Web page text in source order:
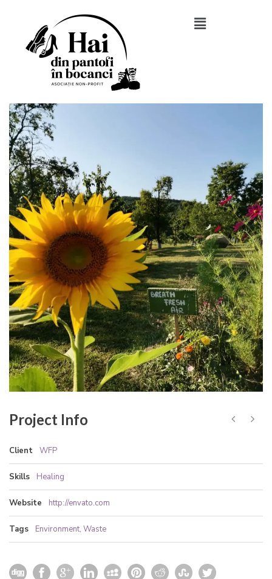
Project Info
Client WFP
Skills Healing
Website http://envato.com
Tags Environment, Waste